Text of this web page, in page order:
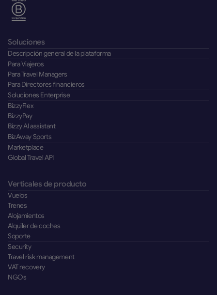
Soluciones
Descripción general de la plataforma
Para Viajeros
Para Travel Managers
Para Directores financieros
Soluciones Enterprise
BizzyFlex
BizzyPay
Bizzy AI assistant
BizAway Sports
Marketplace
Global Travel API
Verticales de producto
Vuelos
Trenes
Alojamientos
Alquiler de coches
Soporte
Security
Travel risk management
VAT recovery
NGOs